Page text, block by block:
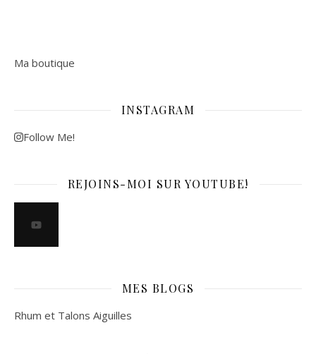
Ma boutique
INSTAGRAM
Follow Me!
REJOINS-MOI SUR YOUTUBE!
MES BLOGS
Rhum et Talons Aiguilles